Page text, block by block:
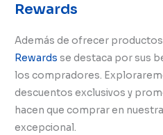
Rewards
Además de ofrecer productos
Rewards se destaca por sus
los compradores.
descuentos exclusivos y
hacen que comprar en
excepcional.